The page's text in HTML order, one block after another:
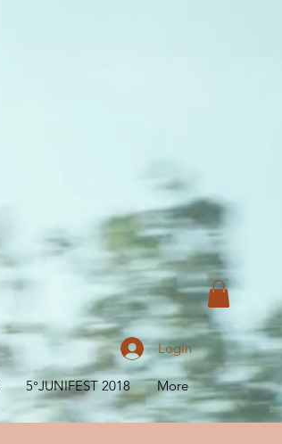
5°JUNIFEST 2018 More
Login